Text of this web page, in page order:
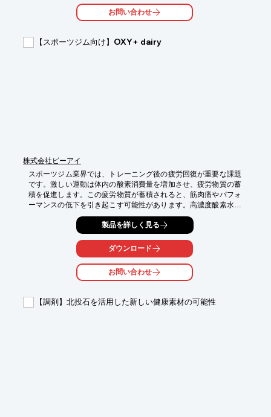
【活用シーン】
・顧客の購買データとTOJI製品の関連性を分析
・顧客への健康に関する情報提供
お問い合わせ
【スポーツジム向け】OXY+ dairy
株式会社ビーアイ
スポーツジム業界では、トレーニング後の疲労回復が重要な課題
です。激しい運動は体内の酸素消費量を増加させ、疲労物質の蓄
積を促進します。この疲労物質が蓄積されると、筋肉痛やパフォ
ーマンスの低下を引き起こす可能性があります。高濃度酸素水の
摂取は、体内の酸素供給を効率化し、疲労回復を促進する可能性
があります。OXY+ dairyは、ジムの利用者の健康維持とパフォー
マンス向上をサポートします。
【活用シーン】
・トレーニング後のリカバリー
・会員向けサービスの付加価値向上
【導入の効果】
製品を詳しく見る
ダウンロード
お問い合わせ
【調剤】北投石を活用した新しい健康素材の可能性